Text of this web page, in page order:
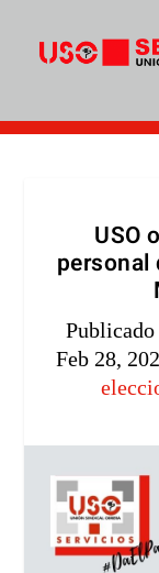
USO
personal
Feb 28,